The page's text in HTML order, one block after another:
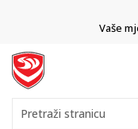
Vaše
Pretraži stranicu